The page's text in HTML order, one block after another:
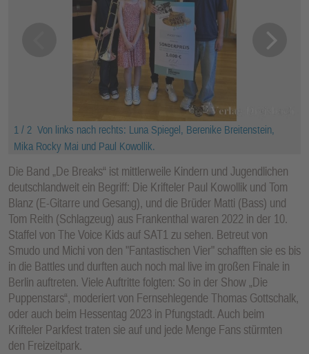
1 / 2 Von links nach rechts: Luna Spiegel, Berenike Breitenstein,
Mika Rocky Mai und Paul Kowollik.
Die Band „De Breaks“ ist mittlerweile Kindern und Jugendlichen
deutschlandweit ein Begriff: Die Krifteler Paul Kowollik und Tom
Blanz (E-Gitarre und Gesang), und die Brüder Matti (Bass) und
Tom Reith (Schlagzeug) aus Frankenthal waren 2022 in der 10.
Staffel von The Voice Kids auf SAT1 zu sehen. Betreut von
Smudo und Michi von den "Fantastischen Vier" schafften sie es bis
in die Battles und durften auch noch mal live im großen Finale in
Berlin auftreten. Viele Auftritte folgten: So in der Show „Die
Puppenstars“, moderiert von Fernsehlegende Thomas Gottschalk,
oder auch beim Hessentag 2023 in Pfungstadt. Auch beim
Krifteler Parkfest traten sie auf und jede Menge Fans stürmten
den Freizeitpark.